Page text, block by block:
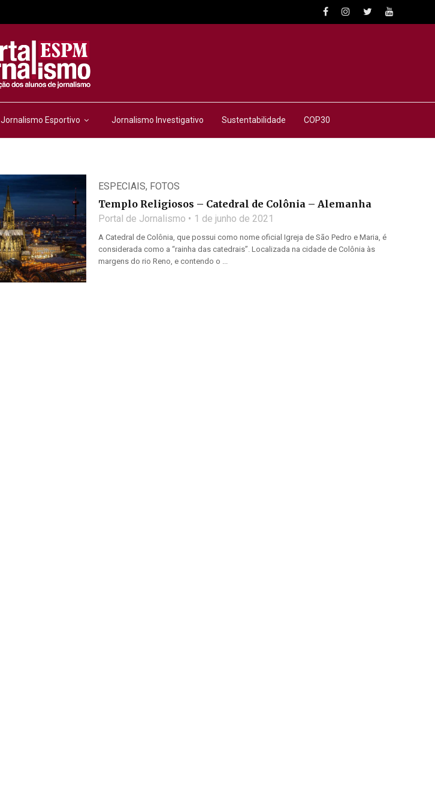
Jornalismo Esportivo Jornalismo Investigativo Sustentabilidade COP30
ESPECIAIS, FOTOS
Templo Religiosos – Catedral de Colônia – Alemanha
Portal de Jornalismo 1 de junho de 2021
A Catedral de Colônia, que possui como nome oficial Igreja de São Pedro e Maria, é
considerada como a “rainha das catedrais”. Localizada na cidade de Colônia às
margens do rio Reno, e contendo o ...